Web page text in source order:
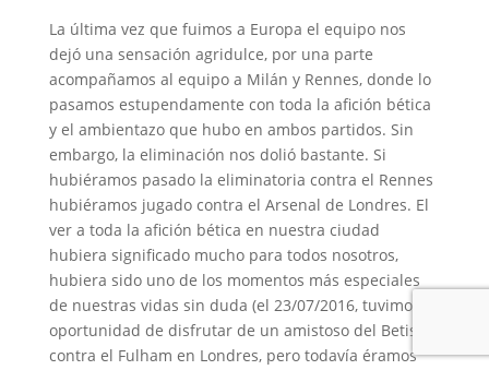
La última vez que fuimos a Europa el equipo nos
dejó una sensación agridulce, por una parte
acompañamos al equipo a Milán y Rennes, donde lo
pasamos estupendamente con toda la afición bética
y el ambientazo que hubo en ambos partidos. Sin
embargo, la eliminación nos dolió bastante. Si
hubiéramos pasado la eliminatoria contra el Rennes
hubiéramos jugado contra el Arsenal de Londres. El
ver a toda la afición bética en nuestra ciudad
hubiera significado mucho para todos nosotros,
hubiera sido uno de los momentos más especiales
de nuestras vidas sin duda (el 23/07/2016, tuvimos la
oportunidad de disfrutar de un amistoso del Betis
contra el Fulham en Londres, pero todavía éramos